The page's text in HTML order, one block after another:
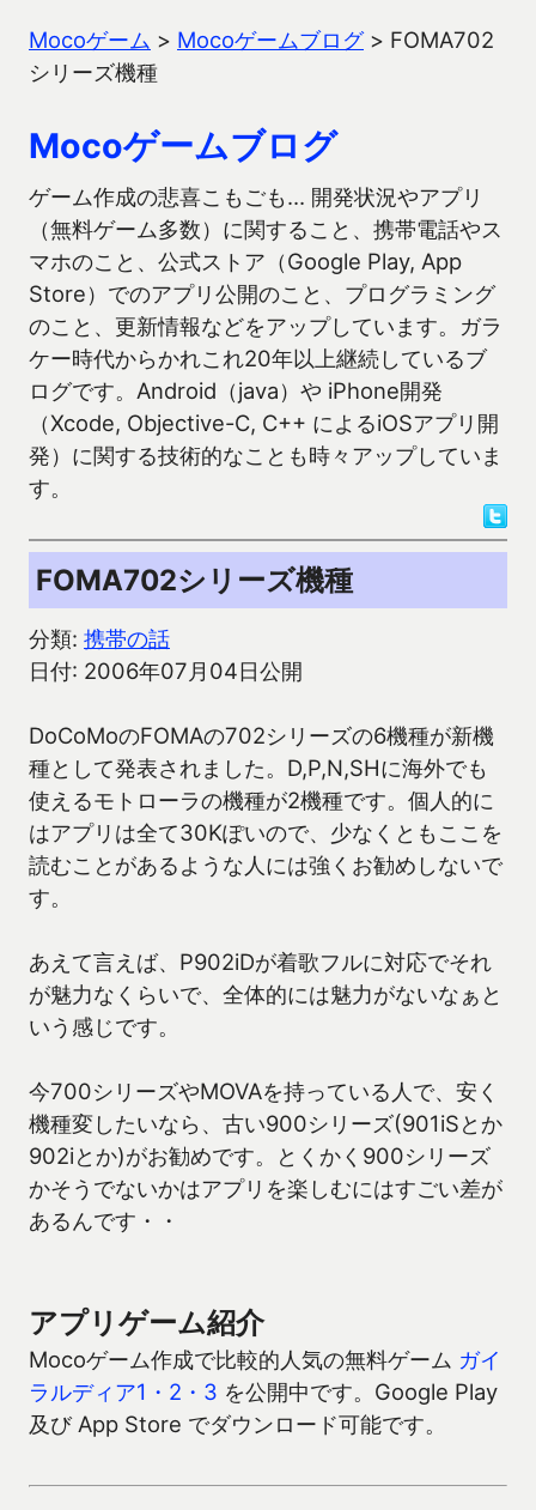
Mocoゲーム > Mocoゲームブログ> FOMA702
シリーズ機種
Mocoゲームブログ
ゲーム作成の悲喜こもごも… 開発状況やアプリ
（無料ゲーム多数）に関すること、携帯電話やス
マホのこと、公式ストア（Google Play, App
Store）でのアプリ公開のこと、プログラミング
のこと、更新情報などをアップしています。ガラ
ケー時代からかれこれ20年以上継続しているブ
ログです。Android（java）や iPhone開発
（Xcode, Objective-C, C++ によるiOSアプリ開
発）に関する技術的なことも時々アップしていま
す。
FOMA702シリーズ機種
分類: 携帯の話
日付: 2006年07月04日公開
DoCoMoのFOMAの702シリーズの6機種が新機
種として発表されました。D,P,N,SHに海外でも
使えるモトローラの機種が2機種です。個人的に
はアプリは全て30Kぽいので、少なくともここを
読むことがあるような人には強くお勧めしないで
す。
あえて言えば、P902iDが着歌フルに対応でそれ
が魅力なくらいで、全体的には魅力がないなぁと
いう感じです。
今700シリーズやMOVAを持っている人で、安く
機種変したいなら、古い900シリーズ(901iSとか
902iとか)がお勧めです。とくかく900シリーズ
かそうでないかはアプリを楽しむにはすごい差が
あるんです・・
アプリゲーム紹介
Mocoゲーム作成で比較的人気の無料ゲーム ガイ
ラルディア1・2・3 を公開中です。Google Play
及び App Store でダウンロード可能です。